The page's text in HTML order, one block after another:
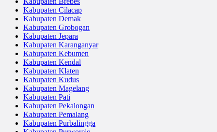
Kabupaten Cilacap
Kabupaten Demak
Kabupaten Grobogan
Kabupaten Jepara
Kabupaten Karanganyar
Kabupaten Kebumen
Kabupaten Kendal
Kabupaten Klaten
Kabupaten Kudus
Kabupaten Magelang
Kabupaten Pati
Kabupaten Pekalongan
Kabupaten Pemalang
Kabupaten Purbalingga